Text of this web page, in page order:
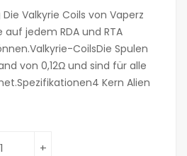
Valkyrie Coils von Vaperz
jedem RDA und RTA
CoilsDie Spulen
von 0,12Ω und sind für alle
Kern Alien